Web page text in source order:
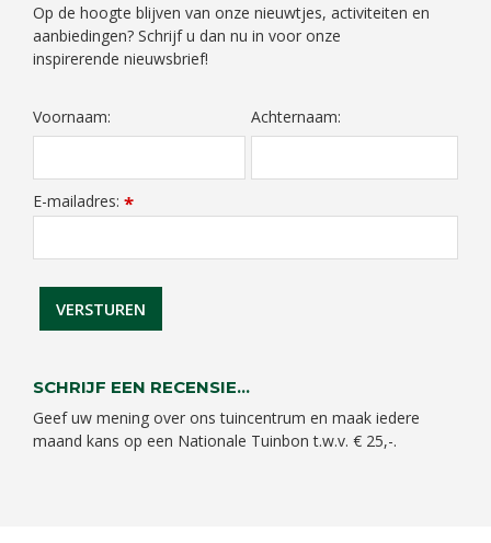
Op de hoogte blijven van onze nieuwtjes, activiteiten en
aanbiedingen? Schrijf u dan nu in voor onze
inspirerende nieuwsbrief!
Voornaam: Achternaam:
E-mailadres: *
SCHRIJF EEN RECENSIE...
Geef uw mening over ons tuincentrum en maak iedere
maand kans op een Nationale Tuinbon t.w.v. € 25,-.